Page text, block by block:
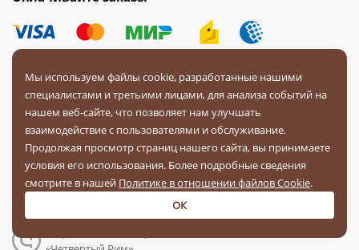
© 2008 — 2026 Первая Фурнитурная Компания.Все права
защищены.
Политика конфиденциальности
Соглашение на обработку персональных данных
Мы используем файлы cookie, разработанные нашими
специалистами и третьими лицами, для анализа событий на
нашем веб-сайте, что позволяет нам улучшать
взаимодействие с пользователями и обслуживание.
Продолжая просмотр страниц нашего сайта, вы принимаете
условия его использования. Более подробные сведения
смотрите в нашей Политике в отношении файлов Cookie.
ОК